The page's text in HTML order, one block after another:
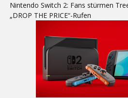
Nintendo Switch 2: Fans stürmen
„DROP THE PRICE“-Rufen